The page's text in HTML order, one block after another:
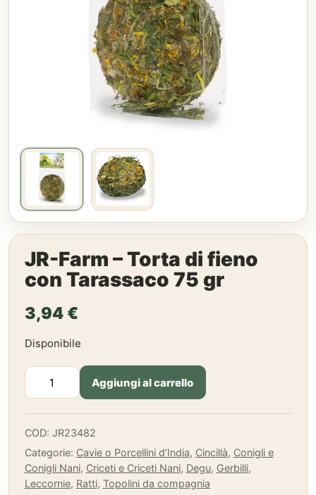
JR-Farm – Torta di fieno
con Tarassaco 75 gr
3,94 €
Disponibile
JR-
Farm
di
fieno
con
Tarassaco
Aggiungi al carrello
COD: JR23482
Categorie: Cavie o Porcellini d’India, Cincillà, Conigli e
Conigli Nani, Criceti e Criceti Nani, Degu, Gerbilli,
Leccornie, Ratti, Topolini da compagnia